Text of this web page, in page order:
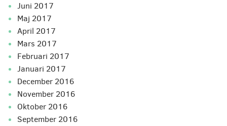
juni 2017
maj 2017
april 2017
mars 2017
februari 2017
januari 2017
december 2016
november 2016
oktober 2016
september 2016